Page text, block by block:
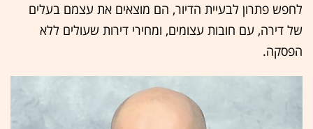
לחפש פתרון לבעיית הדיור, הם מוצאים את עצמם בעלים
של דירה, עם חובות עצומים, ומחירי דירות שעולים ללא
הפסקה.